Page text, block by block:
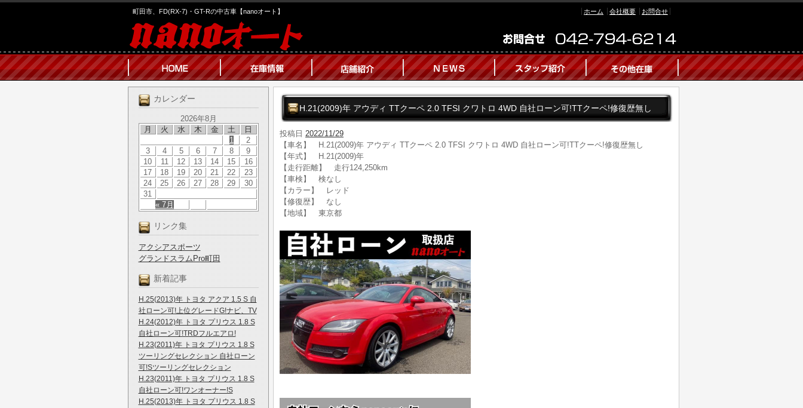
町田市、FD(RX-7)・GT-Rの中古車【nanoオート】 ホーム 会社概要 お問合せ
カレンダー
2026年8月
月
火 水 木 金 土 日
« 7月
1
2
3
4 5 6 7 8
9
10
11 12 13 14 15
16
17
18 19 20 21 22
23
24
25 26 27 28 29
30
31
リンク集
アクシアスポーツ
グランドスラムPro町田
新着記事
H.25(2013)年 トヨタ アクア 1.5 S 自
社ローン可!上位グレードG!ナビ、TV
H.24(2012)年 トヨタ プリウス 1.8 S
自社ローン可!TRDフルエアロ!
H.23(2011)年 トヨタ プリウス 1.8 S
ツーリングセレクション 自社ローン
可!Sツーリングセレクション
H.23(2011)年 トヨタ プリウス 1.8 S
自社ローン可!ワンオーナー!S
H.25(2013)年 トヨタ プリウス 1.8 S
H.21(2009)年 アウディ TTクーペ 2.0 TFSI クワトロ 4WD 自社ローン可!TTクーペ!修復歴無し
投稿日 2022/11/29
【車名】 H.21(2009)年 アウディ TTクーペ 2.0 TFSI クワトロ 4WD 自社ローン可!TTクーペ!修復歴無し
【年式】 H.21(2009)年
【走行距離】 走行124,250km
【車検】 検なし
【カラー】 レッド
【修復歴】 なし
【地域】 東京都